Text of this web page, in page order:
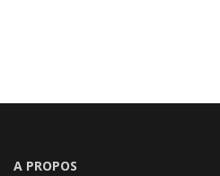
A PROPOS